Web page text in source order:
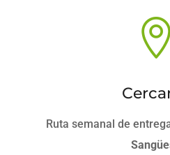

Ruta semanal de